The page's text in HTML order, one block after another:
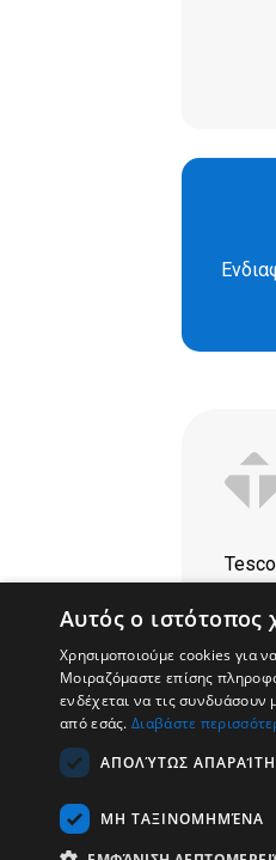
Fax:
Αυτός ο ιστότοπος
Χρησιμοποιούμε cookies για
Μοιραζόμαστε επίσης
ενδέχεται να τις
από εσάς. Διαβάστε
ΑΠΟΛΎΤΩΣ
ΜΗ ΤΑΞΙΝΟΜΗΜΈΝΑ